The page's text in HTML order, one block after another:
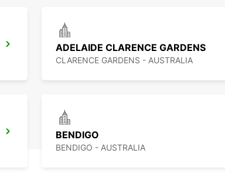
ADELAIDE CLARENCE GARDENS
CLARENCE GARDENS - AUSTRALIA
BENDIGO
BENDIGO - AUSTRALIA